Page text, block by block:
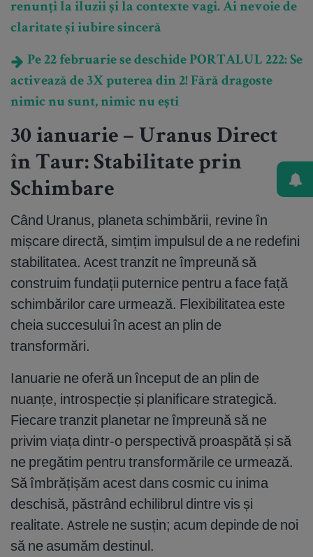
renunți la iluzii și la contexte vagi. Ai nevoie de
claritate și iubire sinceră
Pe 22 februarie se deschide PORTALUL 222: Se
activează de 3X puterea din 2! Fără dragoste
nimic nu sunt, nimic nu ești
30 ianuarie – Uranus Direct
în Taur: Stabilitate prin
Schimbare
Când Uranus, planeta schimbării, revine în
mișcare directă, simțim impulsul de a ne redefini
stabilitatea. Acest tranzit ne împreună să
construim fundații puternice pentru a face față
schimbărilor care urmează. Flexibilitatea este
cheia succesului în acest an plin de
transformări.
Ianuarie ne oferă un început de an plin de
nuanțe, introspecție și planificare strategică.
Fiecare tranzit planetar ne împreună să ne
privim viața dintr-o perspectivă proaspătă și să
ne pregătim pentru transformările ce urmează.
Să îmbrățișăm acest dans cosmic cu inima
deschisă, păstrând echilibrul dintre vis și
realitate. Astrele ne susțin; acum depinde de noi
să ne asumăm destinul.